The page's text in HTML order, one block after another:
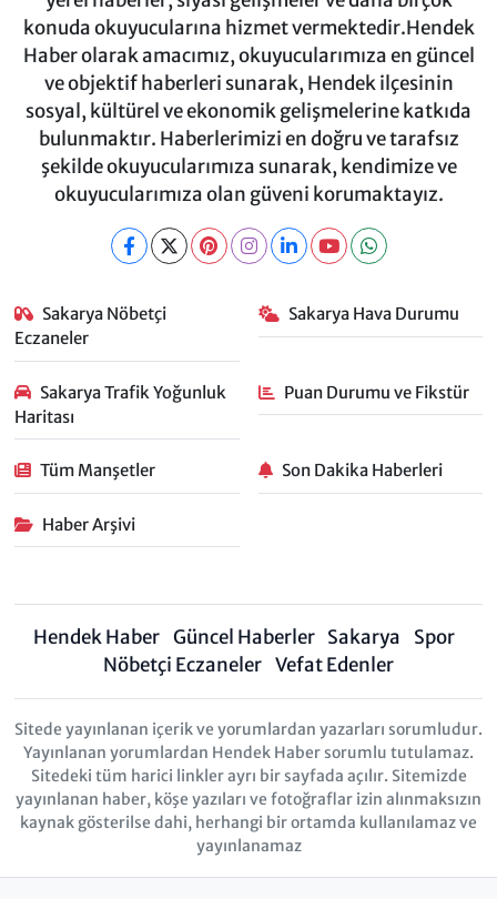
konuda okuyucularına hizmet vermektedir.Hendek
Haber olarak amacımız, okuyucularımıza en güncel
ve objektif haberleri sunarak, Hendek ilçesinin
sosyal, kültürel ve ekonomik gelişmelerine katkıda
bulunmaktır. Haberlerimizi en doğru ve tarafsız
şekilde okuyucularımıza sunarak, kendimize ve
okuyucularımıza olan güveni korumaktayız.
Sakarya Nöbetçi
Eczaneler
Sakarya Hava Durumu
Sakarya Trafik Yoğunluk
Haritası
Puan Durumu ve Fikstür
Tüm Manşetler Son Dakika Haberleri
Haber Arşivi
Hendek Haber Güncel Haberler Sakarya
Spor
Nöbetçi Eczaneler Vefat Edenler
Sitede yayınlanan içerik ve yorumlardan yazarları sorumludur.
Yayınlanan yorumlardan Hendek Haber sorumlu tutulamaz.
Sitedeki tüm harici linkler ayrı bir sayfada açılır. Sitemizde
yayınlanan haber, köşe yazıları ve fotoğraflar izin alınmaksızın
kaynak gösterilse dahi, herhangi bir ortamda kullanılamaz ve
yayınlanamaz